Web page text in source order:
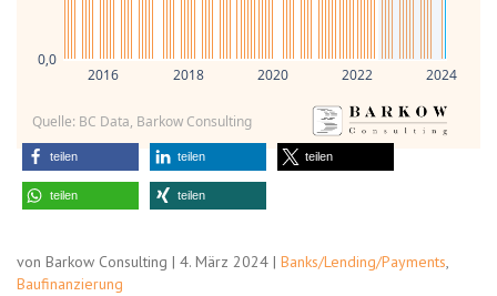
2016 2018 2020 2022 2024
0,0
Quelle: BC Data, Barkow Consulting
teilen teilen teilen
teilen teilen
von Barkow Consulting | 4. März 2024 | Banks/Lending/Payments,
Baufinanzierung